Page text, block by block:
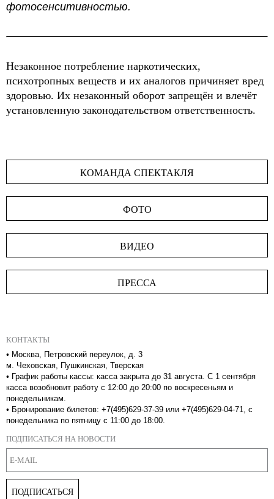
фотосенситивностью.
Незаконное потребление наркотических,
психотропных веществ и их аналогов причиняет вред
здоровью. Их незаконный оборот запрещён и влечёт
установленную законодательством ответственность.
КОМАНДА СПЕКТАКЛЯ
ФОТО
ВИДЕО
ПРЕССА
КОНТАКТЫ
• Москва, Петровский переулок, д. 3
м. Чеховская, Пушкинская, Тверская
• График работы кассы: касса закрыта до 31 августа. С 1 сентября
касса возобновит работу с 12:00 до 20:00 по воскресеньям и
понедельникам.
• Бронирование билетов: +7(495)629-37-39 или +7(495)629-04-71, с
понедельника по пятницу с 11:00 до 18:00.
ПОДПИСАТЬСЯ НА НОВОСТИ
ПОДПИСАТЬСЯ